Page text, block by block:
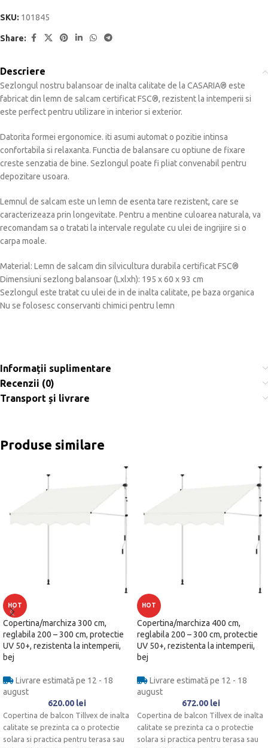
SKU: 101845
Share:
Descriere
Sezlongul nostru balansoar de inalta calitate de la CASARIA® este
fabricat din lemn de salcam certificat FSC®, rezistent la intemperii si
este perfect pentru utilizare in interior si exterior.
Datorita formei ergonomice. iti asumi automat o pozitie intinsa
confortabila si relaxanta. Functia de balansare cu optiune de fixare
creste senzatia de bine. Sezlongul poate fi pliat convenabil pentru
depozitare usoara.
Lemnul de salcam este un lemn de esenta tare rezistent, care se
caracterizeaza prin longevitate. Pentru a mentine culoarea naturala, va
recomandam sa o tratati la intervale regulate cu ulei de ingrijire si o
carpa moale.
Material: Lemn de salcam din silvicultura durabila certificat FSC®
Dimensiuni sezlong balansoar (Lxlxh): 195 x 60 x 93 cm
Sezlongul este tratat cu ulei de in de inalta calitate, pe baza organica
Nu se folosesc conservanti chimici pentru lemn
Informații suplimentare
Recenzii (0)
Transport și livrare
Produse similare
HOT
Copertina/marchiza 300 cm,
reglabila 200 – 300 cm, protectie
UV 50+, rezistenta la intemperii,
bej
Livrare estimată pe 12 - 18
august
620.00 lei
Copertina de balcon Tillvex de inalta
calitate se prezinta ca o protectie
solara si practica pentru terasa sau
HOT
Copertina/marchiza 400 cm,
reglabila 200 – 300 cm, protectie
UV 50+, rezistenta la intemperii,
bej
Livrare estimată pe 12 - 18
august
672.00 lei
Copertina de balcon Tillvex de inalta
calitate se prezinta ca o protectie
solara si practica pentru terasa sau